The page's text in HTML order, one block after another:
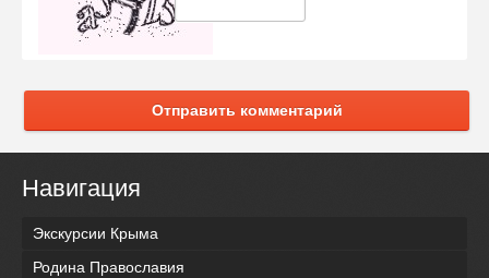
Отправить комментарий
Навигация
Экскурсии Крыма
Родина Православия